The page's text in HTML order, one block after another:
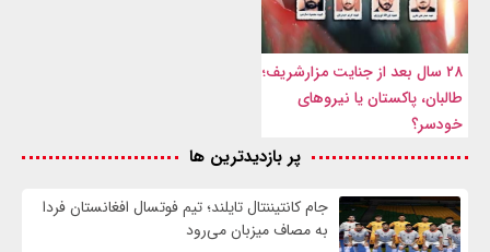
۲۸ سال بعد از جنایت مزارشریف؛
طالبان، پاکستان یا نیروهای
خودسر؟
پر بازدیدترین ها
جام کانتیننتال تایلند؛ تیم فوتسال افغانستان فردا
به مصاف میزبان می‌رود